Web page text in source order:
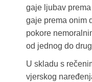
gaje ljubav
gaje prema onim
pokore
od jednog do
U skladu s
vjerskog